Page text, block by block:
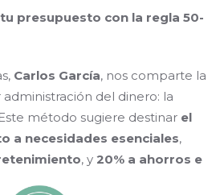
presupuesto con la regla 50-
Carlos García, nos comparte la
del dinero: la
método sugiere destinar el
a necesidades esenciales,
, y 20% a ahorros e